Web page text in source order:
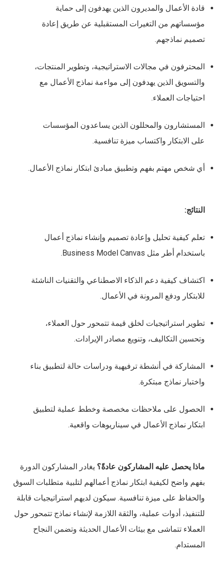
قادة الأعمال والمديرون الذين يهدفون إلى حماية
مؤسساتهم من التغيرات المستقبلية عن طريق إعادة
تصميم نماذجهم.
المحترفون في مجالات الاستراتيجية، وتطوير المنتجات،
والتسويق الذين يهدفون إلى مواءمة نماذج الأعمال مع
احتياجات العملاء.
المستشارون والمحللون الذين يساعدون المؤسسات
على الابتكار واكتساب ميزة تنافسية.
أي شخص مهتم بفهم وتطبيق مبادئ ابتكار نماذج الأعمال.
النتائج:
تعلم كيفية تحليل وإعادة تصميم وإنشاء نماذج أعمال
باستخدام أطر مثل Business Model Canvas.
اكتشاف كيفية دعم الذكاء الاصطناعي والتقنيات الناشئة
للابتكار ودفع المرونة في الأعمال.
تطوير استراتيجيات لخلق قيمة تتمحور حول العملاء،
وتحسين التكاليف، وتنويع مصادر الإيرادات.
المشاركة في أنشطة ترفيهية ودراسات حالة لتطبيق بناء
واختبار نماذج مبتكرة.
الحصول على ملاحظات مخصصة وخطط عملية لتطبيق
ابتكار نماذج الأعمال في سيناريوهات واقعية.
ماذا يحصل عليه المشاركون عادةً؟ يغادر المشاركون الدورة
بفهم واضح لكيفية ابتكار نماذج أعمالهم لتلبية متطلبات السوق
والحفاظ على ميزة تنافسية. سيكون لديهم استراتيجيات قابلة
للتنفيذ، أدوات عملية، والثقة اللازمة لإنشاء نماذج تتمحور حول
العملاء تتماشى مع بيئات الأعمال الحديثة وتضمن النجاح
المستدام.